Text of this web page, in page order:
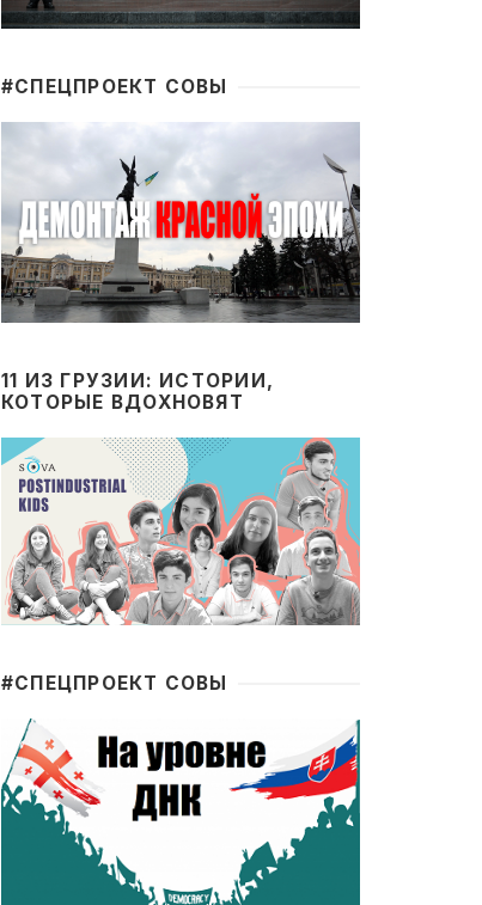
#CПЕЦПРОЕКТ СОВЫ
11 ИЗ ГРУЗИИ: ИСТОРИИ,
КОТОРЫЕ ВДОХНОВЯТ
#CПЕЦПРОЕКТ СОВЫ